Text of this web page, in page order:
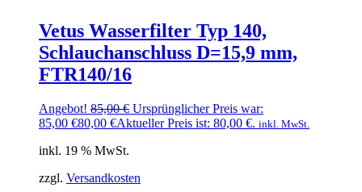
Vetus Wasserfilter Typ 140,
Schlauchanschluss D=15,9 mm,
FTR140/16
Angebot! 85,00€ Ursprünglicher Preis war:
85,00 €80,00 €Aktueller Preis ist: 80,00 €. inkl. MwSt.
inkl. 19 % MwSt.
zzgl. Versandkosten